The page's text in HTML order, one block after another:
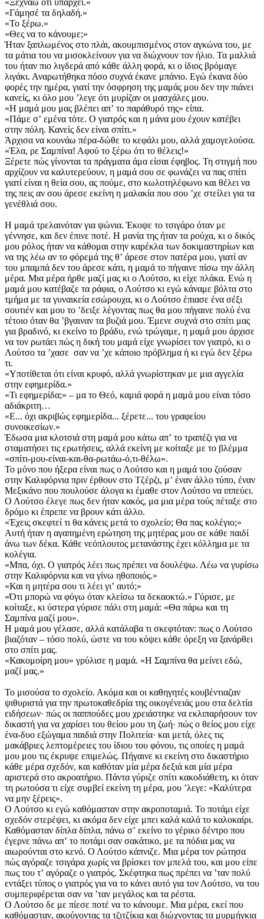
«Ξεχνάω ότι υπάρχει.»
«Γάμησέ τα δηλαδή.»
«Το ξέρω.»
«Θες να το κάνουμε;»
Ήταν ξαπλωμένος στο πλάι, ακουμπισμένος στον αγκώνα του, με
τα μάτια του να μισοκλείνουν για να διώχνουν τον ήλιο. Τα μαλλιά
του ήταν πιο λιγδερά από κάθε άλλη φορά, κι ο ίδιος βρόμαγε
λιγάκι. Αναρωτήθηκα πόσο συχνά έκανε μπάνιο. Εγώ έκανα δύο
φορές την ημέρα, γιατί την όσφρηση της μαμάς μου δεν την πιάνει
κανείς, κι όλο μου ʼλεγε ότι μυρίζαν οι μασχάλες μου.
«Η μαμά μου μας βλέπει απʼ το παράθυρό της» είπα.
«Πάμε σʼ εμένα τότε. Ο γιατρός και η μάνα μου έχουν κατέβει
στην πόλη. Κανείς δεν είναι σπίτι.»
Άρχισα να κουνάω πέρα-δώθε το κεφάλι μου, αλλά χαμογελούσα.
«Έλα, ρε Σαμπίνα! Αφού το ξέρω ότι το θέλεις!»
Ξέρετε πώς γίνονται τα πράγματα άμα είσαι έφηβος. Τη στιγμή που
αρχίζουν να καλυτερεύουν, η μαμά σου σε φωνάζει να πας σπίτι
γιατί είναι η θεία σου, ας πούμε, στο κωλοτηλέφωνο και θέλει να
της πεις αν σου άρεσε εκείνη η μαλακία που σου ʼχε στείλει για τα
γενέθλιά σου.
Η μαμά τρελαινόταν για ψώνια. Έκοψε το τσιγάρο όταν με
γέννησε, και δεν έπινε ποτέ. Η μανία της ήταν τα ρούχα, κι ο δικός
μου ρόλος ήταν να κάθομαι στην καρέκλα των δοκιμαστηρίων και
να της λέω αν το φόρεμά της θʼ άρεσε στον πατέρα μου, γιατί αν
του μπαμπά δεν του άρεσε κάτι, η μαμά το πήγαινε πίσω την άλλη
μέρα. Μια μέρα ήρθε μαζί μας κι ο Λούτσο, κι είχε πλάκα. Ενώ η
μαμά μου κατέβαζε τα ράφια, ο Λούτσο κι εγώ κάναμε βόλτα στο
τμήμα με τα γυναικεία εσώρουχα, κι ο Λούτσο έπιασε ένα σέξι
σουτιέν και μου το ʼδειξε λέγοντας πως θα μου πήγαινε πολύ ένα
τέτοιο όταν θα ʼβγαιναν τα βυζιά μου. Έμενε συχνά στο σπίτι μας
για βραδινό, κι εκείνο το βράδυ, ενώ τρώγαμε, η μαμά μου άρχισε
να τον ρωτάει πώς η δική του μαμά είχε γνωρίσει τον γιατρό, κι ο
Λούτσο τα ʼχασε σαν να ʼχε κάποιο πρόβλημα ή κι εγώ δεν ξέρω
τι.
«Υποτίθεται ότι είναι κρυφό, αλλά γνωρίστηκαν με μια αγγελία
στην εφημερίδα.»
«Τι εφημερίδα;» – μα το Θεό, καμιά φορά η μαμά μου είναι τόσο
αδιάκριτη…
«Ε... όχι ακριβώς εφημερίδα... ξέρετε... του γραφείου
συνοικεσίων.»
Έδωσα μια κλοτσιά στη μαμά μου κάτω απʼ το τραπέζι για να
σταματήσει τις ερωτήσεις, αλλά εκείνη με κοίταξε με το βλέμμα
«σπίτι-μου-είναι-και-θα-ρωτάω-ό,τι-θέλω».
Το μόνο που ήξερα είναι πως ο Λούτσο και η μαμά του ζούσαν
στην Καλιφόρνια πριν έρθουν στο Τζέρζι, μʼ έναν άλλο τύπο, έναν
Μεξικάνο που πουλούσε άλογα κι έμαθε στον Λούτσο να ιππεύει.
Ο Λούτσο έλεγε πως δεν ήταν κακός, μα μια μέρα τούς πέταξε στο
δρόμο κι έπρεπε να βρουν κάτι άλλο.
«Έχεις σκεφτεί τι θα κάνεις μετά το σχολείο; Θα πας κολέγιο;»
Αυτή ήταν η αγαπημένη ερώτηση της μητέρας μου σε κάθε παιδί
άνω των δέκα. Κάθε νεόπλουτος μετανάστης έχει κόλλημα με τα
κολέγια.
«Μπα, όχι. Ο γιατρός λέει πως πρέπει να δουλέψω. Λέω να γυρίσω
στην Καλιφόρνια και να γίνω ηθοποιός.»
«Και η μητέρα σου τι λέει γιʼ αυτό;»
«Ότι μπορώ να φύγω όταν κλείσω τα δεκαοκτώ.» Γύρισε, με
κοίταξε, κι ύστερα γύρισε πάλι στη μαμά: «Θα πάρω και τη
Σαμπίνα μαζί μου».
Η μαμά μου γέλασε, αλλά κατάλαβα τι σκεφτόταν: πως ο Λούτσο
βιαζόταν – τόσο πολύ, ώστε να του κόψει κάθε όρεξη να ξανάρθει
στο σπίτι μας.
«Κακομοίρη μου» γρύλισε η μαμά. «Η Σαμπίνα θα μείνει εδώ,
μαζί μας.»
Το μισούσα το σχολείο. Ακόμα και οι καθηγητές κουβέντιαζαν
ψιθυριστά για την πρωτοκαθεδρία της οικογένειάς μου στα δελτία
ειδήσεων· πώς οι παππούδες μου χρειάστηκε να εκλιπαρήσουν τον
δικαστή για να χαρίσει του θείου μου τη ζωή· πώς ο θείος μου είχε
ένα-δυο εξώγαμα παιδιά στην Πολιτεία· και μετά, όλες τις
μακάβριες λεπτομέρειες του ίδιου του φόνου, τις οποίες η μαμά
μου μου τις έκρυψε επιμελώς. Πήγαινε κι εκείνη στο δικαστήριο
κάθε μέρα σχεδόν, και καθόταν μία μέρα δεξιά και μία μέρα
αριστερά στο ακροατήριο. Πάντα γύριζε σπίτι κακοδιάθετη, κι όταν
τη ρωτούσα τι είχε συμβεί εκείνη τη μέρα, μου ʼλεγε: «Καλύτερα
να μην ξέρεις».
Ο Λούτσο κι εγώ καθόμασταν στην ακροποταμιά. Το ποτάμι είχε
σχεδόν στερέψει, κι ακόμα δεν είχε μπει καλά καλά το καλοκαίρι.
Καθόμασταν δίπλα δίπλα, πάνω σʼ εκείνο το γέρικο δέντρο που
έγερνε πάνω απʼ το ποτάμι σαν σακάτικο, με τα πόδια μας να
αιωρούνται στο κενό. Ο Λούτσο κάπνιζε. Μια μέρα τον ρώτησα
πώς αγόραζε τσιγάρα χωρίς να βρίσκει τον μπελά του, και μου είπε
πως του τʼ αγόραζε ο γιατρός. Σκέφτηκα πως πρέπει να ʼταν πολύ
εντάξει τύπος ο γιατρός για να το κάνει αυτό για τον Λούτσο, να του
συμπεριφέρεται σαν να ʼταν μεγάλος και τα ρέστα.
Ο Λούτσο δε με πίεσε ποτέ να το κάνουμε. Μια μέρα, εκεί που
καθόμασταν, ακούγοντας τα τζιτζίκια και διώχνοντας τα μυρμήγκια